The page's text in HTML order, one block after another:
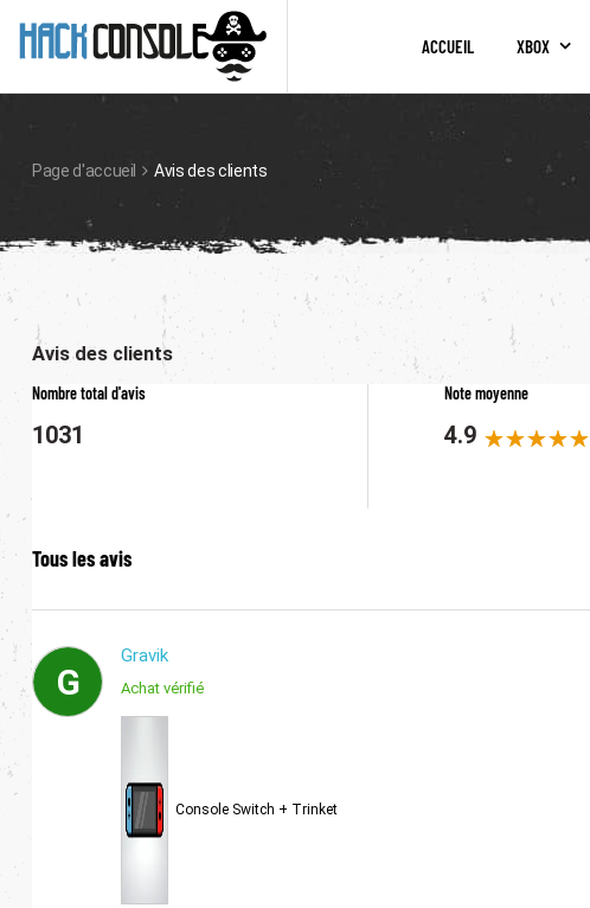
ACCUEIL XBOX
Page d'accueil Avis des clients
Avis des clients
Nombre total d'avis
1031
Note moyenne
4.9
Tous les avis
G
Gravik
Achat vérifié
Console Switch + Trinket